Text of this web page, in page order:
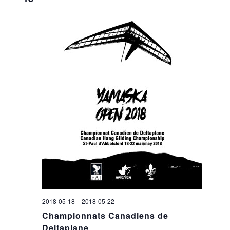
Championnats Canadiens de
2018-05-18 –2018-05-22